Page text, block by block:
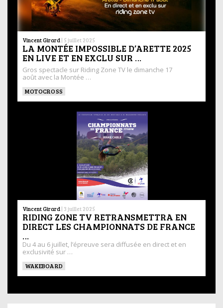
Vincent Girard | 5 juillet 2025
LA MONTÉE IMPOSSIBLE D’ARETTE 2025
EN LIVE ET EN EXCLU SUR …
Gros spectacle sur Riding Zone TV le dimanche 17
août avec la Montée …
MOTOCROSS
Vincent Girard | 3 juillet 2025
RIDING ZONE TV RETRANSMETTRA EN
DIRECT LES CHAMPIONNATS DE FRANCE
…
Du 4 au 6 juillet, l’épreuve sera diffusée en direct et en
exclusivité sur …
WAKEBOARD